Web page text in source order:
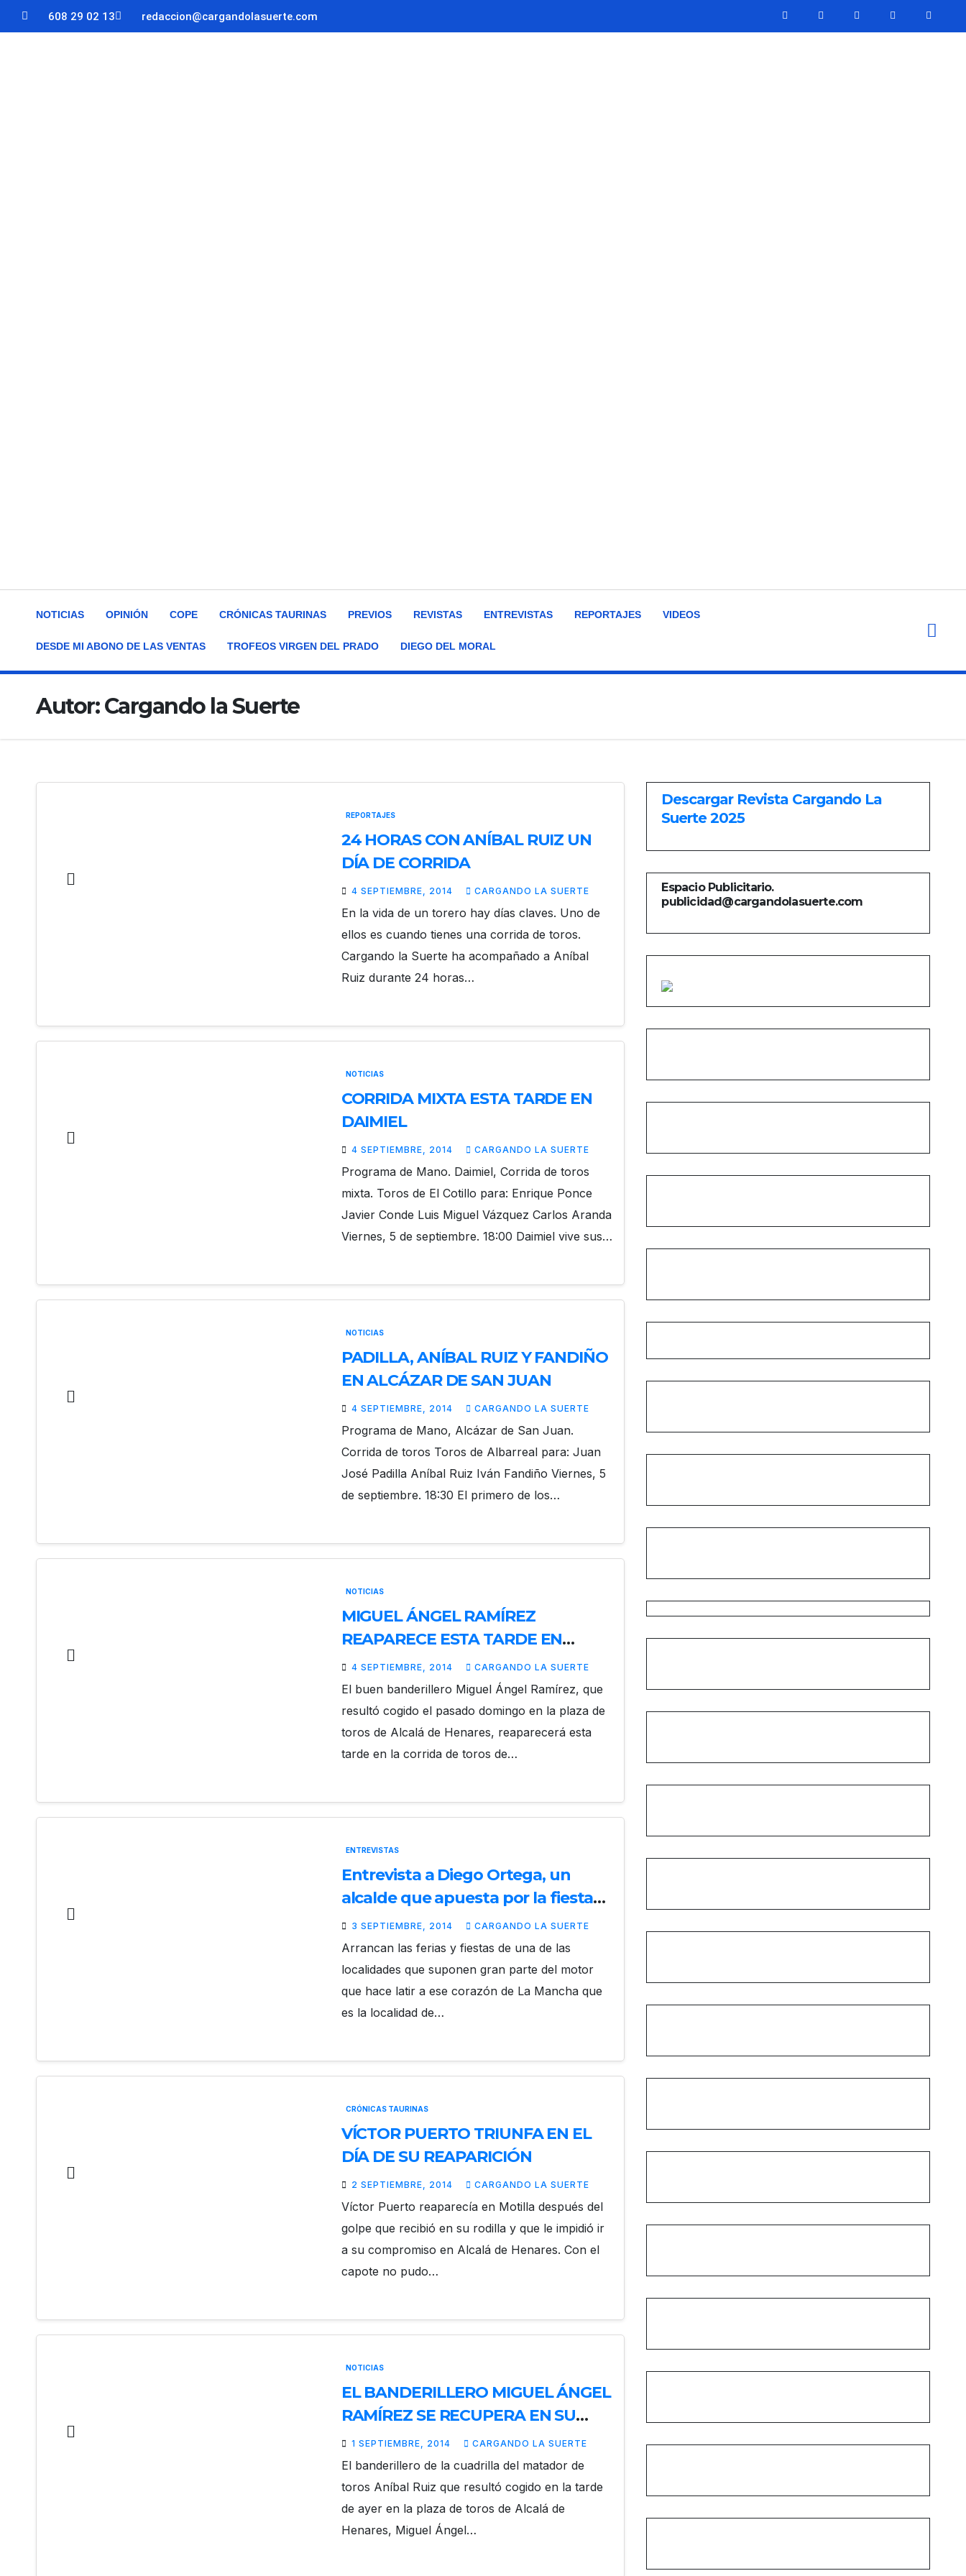
608 29 02 13 redaccion@cargandolasuerte.com
NOTICIAS OPINIÓN COPE CRÓNICAS TAURINAS PREVIOS REVISTAS ENTREVISTAS REPORTAJES VIDEOS
DESDE MI ABONO DE LAS VENTAS TROFEOS VIRGEN DEL PRADO DIEGO DEL MORAL
Autor:Cargando la Suerte
REPORTAJES
24 HORAS CON ANÍBAL RUIZ UN
DÍA DE CORRIDA
4 SEPTIEMBRE, 2014 CARGANDO LA SUERTE
En la vida de un torero hay días claves. Uno de
ellos es cuando tienes una corrida de toros.
Cargando la Suerte ha acompañado a Aníbal
Ruiz durante 24 horas…
NOTICIAS
CORRIDA MIXTA ESTA TARDE EN
DAIMIEL
4 SEPTIEMBRE, 2014 CARGANDO LA SUERTE
Programa de Mano. Daimiel, Corrida de toros
mixta. Toros de El Cotillo para: Enrique Ponce
Javier Conde Luis Miguel Vázquez Carlos Aranda
Viernes, 5 de septiembre. 18:00 Daimiel vive sus…
NOTICIAS
PADILLA, ANÍBAL RUIZ Y FANDIÑO
EN ALCÁZAR DE SAN JUAN
4 SEPTIEMBRE, 2014 CARGANDO LA SUERTE
Programa de Mano, Alcázar de San Juan.
Corrida de toros Toros de Albarreal para: Juan
José Padilla Aníbal Ruiz Iván Fandiño Viernes, 5
de septiembre. 18:30 El primero de los…
NOTICIAS
MIGUEL ÁNGEL RAMÍREZ
REAPARECE ESTA TARDE EN
ALCAZAR DE SAN JUAN
4 SEPTIEMBRE, 2014 CARGANDO LA SUERTE
El buen banderillero Miguel Ángel Ramírez, que
resultó cogido el pasado domingo en la plaza de
toros de Alcalá de Henares, reaparecerá esta
tarde en la corrida de toros de…
ENTREVISTAS
Entrevista a Diego Ortega, un
alcalde que apuesta por la fiesta
de los toros
3 SEPTIEMBRE, 2014 CARGANDO LA SUERTE
Arrancan las ferias y fiestas de una de las
localidades que suponen gran parte del motor
que hace latir a ese corazón de La Mancha que
es la localidad de…
CRÓNICAS TAURINAS
VÍCTOR PUERTO TRIUNFA EN EL
DÍA DE SU REAPARICIÓN
2 SEPTIEMBRE, 2014 CARGANDO LA SUERTE
Víctor Puerto reaparecía en Motilla después del
golpe que recibió en su rodilla y que le impidió ir
a su compromiso en Alcalá de Henares. Con el
capote no pudo…
NOTICIAS
EL BANDERILLERO MIGUEL ÁNGEL
RAMÍREZ SE RECUPERA EN SU
DOMICILIO
1 SEPTIEMBRE, 2014 CARGANDO LA SUERTE
El banderillero de la cuadrilla del matador de
toros Aníbal Ruiz que resultó cogido en la tarde
de ayer en la plaza de toros de Alcalá de
Henares, Miguel Ángel…
Descargar Revista Cargando La
Suerte 2025
Espacio Publicitario.
publicidad@cargandolasuerte.com